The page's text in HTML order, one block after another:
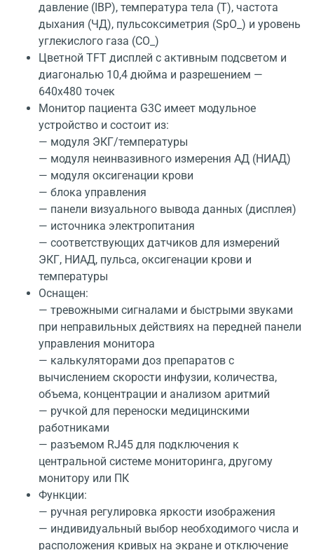
давление (IBP), температура тела (Т), частота
дыхания (ЧД), пульсоксиметрия (SpO_) и уровень
углекислого газа (СО_)
Цветной TFT дисплей с активным подсветом и
диагональю 10,4 дюйма и разрешением —
640х480 точек
Монитор пациента G3С имеет модульное
устройство и состоит из:
— модуля ЭКГ/температуры
— модуля неинвазивного измерения АД (НИАД)
— модуля оксигенации крови
— блока управления
— панели визуального вывода данных (дисплея)
— источника электропитания
— соответствующих датчиков для измерений
ЭКГ, НИАД, пульса, оксигенации крови и
температуры
Оснащен:
— тревожными сигналами и быстрыми звуками
при неправильных действиях на передней панели
управления монитора
— калькуляторами доз препаратов с
вычислением скорости инфузии, количества,
объема, концентрации и анализом аритмий
— ручкой для переноски медицинскими
работниками
— разъемом RJ45 для подключения к
центральной системе мониторинга, другому
монитору или ПК
Функции:
— ручная регулировка яркости изображения
— индивидуальный выбор необходимого числа и
расположения кривых на экране и отключение